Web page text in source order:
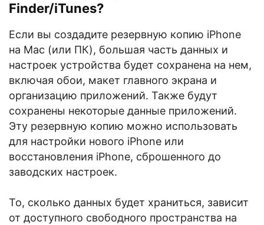
Finder/iTunes?
Если вы создадите резервную копию iPhone
на Mac (или ПК), большая часть данных и
настроек устройства будет сохранена на нем,
включая обои, макет главного экрана и
организацию приложений. Также будут
сохранены некоторые данные приложений.
Эту резервную копию можно использовать
для настройки нового iPhone или
восстановления iPhone, сброшенного до
заводских настроек.
То, сколько данных будет храниться, зависит
от доступного свободного пространства на